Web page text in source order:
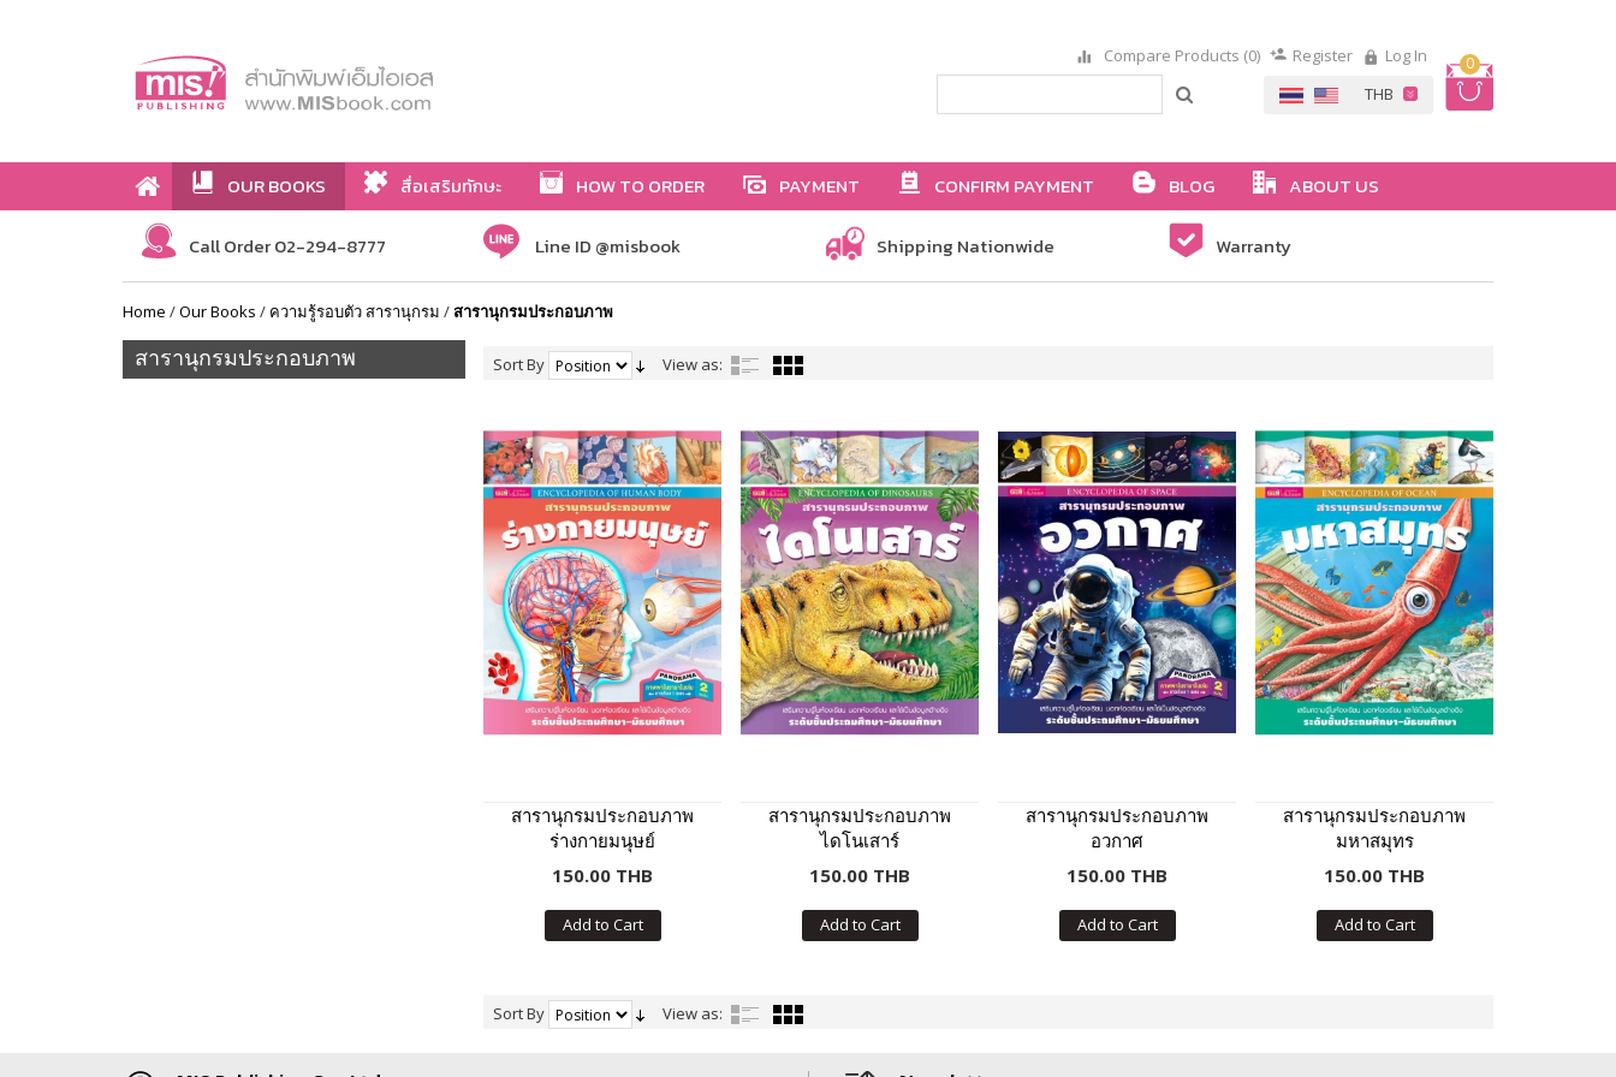
0
Compare Products (0) Register Log In
OUR BOOKS สื่อเสริมทักษะ HOW TO ORDER PAYMENT CONFIRM PAYMENT BLOG ABOUT US
Call Order 02-294-8777 Line ID @misbook Shipping Nationwide Warranty
Home /Our Books / ความรู้รอบตัว สารานุกรม /สารานุกรมประกอบภาพ
สารานุกรมประกอบภาพ Sort By View as:
สารานุกรมประกอบภาพ
ร่างกายมนุษย์
150.00 THB
Add to Cart
สารานุกรมประกอบภาพ
ไดโนเสาร์
150.00 THB
Add to Cart
สารานุกรมประกอบภาพ
อวกาศ
150.00 THB
Add to Cart
สารานุกรมประกอบภาพ
มหาสมุทร
150.00 THB
Add to Cart
Sort By View as: